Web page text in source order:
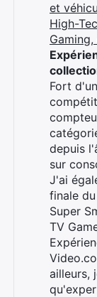
et
High-
Fort
depuis
sur
J'ai
finale
Super
TV
ailleurs,